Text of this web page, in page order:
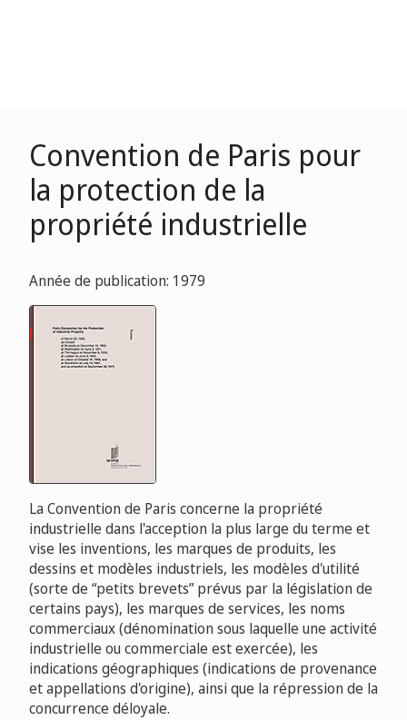
Convention de Paris pour
la protection de la
propriété industrielle
Année de publication: 1979
La Convention de Paris concerne la propriété
industrielle dans l'acception la plus large du terme et
vise les inventions, les marques de produits, les
dessins et modèles industriels, les modèles d'utilité
(sorte de “petits brevets” prévus par la législation de
certains pays), les marques de services, les noms
commerciaux (dénomination sous laquelle une activité
industrielle ou commerciale est exercée), les
indications géographiques (indications de provenance
et appellations d'origine), ainsi que la répression de la
concurrence déloyale.